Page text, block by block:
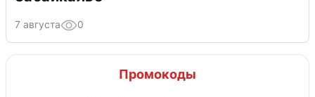
7 августа 0
Промокоды